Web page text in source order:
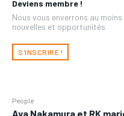
Deviens membre !
Nous vous enverrons au
nouvelles et opportunités
S'INSCRIRE !
People
Aya Nakamura et RK